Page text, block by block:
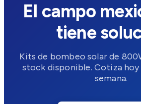
El campo
tiene
Kits de bombeo solar de
stock disponible. Cotiza
semana.